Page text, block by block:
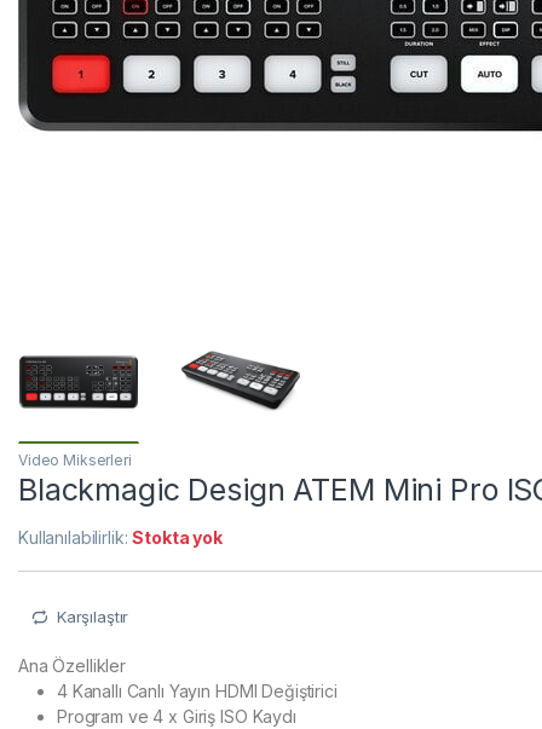
Video Mikserleri
Blackmagic Design ATEM Mini Pro
Kullanılabilirlik:Stokta yok
Karşılaştır
Ana Özellikler
4 Kanallı Canlı Yayın HDMI Değiştirici
Program ve 4 x Giriş ISO Kaydı